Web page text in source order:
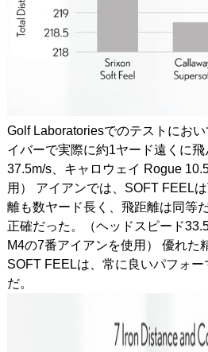
Golf Laboratoriesでのテストにお
イバーで実際に約1ヤード遠くに
37.5m/s、キャロウェイ Rogue
用） アイアンでは、SOFT FEEL
離も数ヤード長く、飛距離は同等
正確だった。（ヘッドスピード
M4の7番アイアンを使用） 優れた
SOFT FEELは、常に良いパフォ
だ。